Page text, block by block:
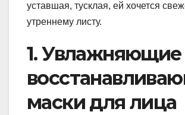
уставшая, тусклая, ей хочется
утреннему листу.
1. Увлажняющие
маски для лица